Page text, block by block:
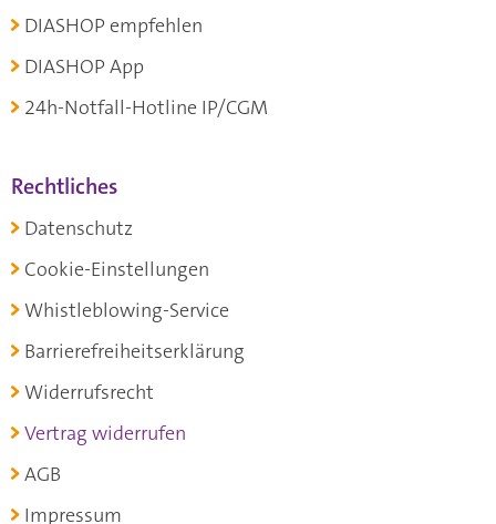
DIASHOP empfehlen
DIASHOP App
24h-Notfall-Hotline IP/CGM
Rechtliches
Datenschutz
Cookie-Einstellungen
Whistleblowing-Service
Barrierefreiheitserklärung
Widerrufsrecht
Vertrag widerrufen
AGB
Impressum